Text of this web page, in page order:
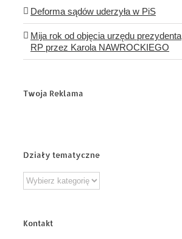
Deforma sądów uderzyła w PiS
Mija rok od objęcia urzędu prezydenta
RP przez Karola NAWROCKIEGO
Twoja Reklama
Działy tematyczne
Działy
tematyczne
Kontakt